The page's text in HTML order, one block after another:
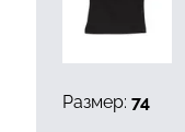
Размер:74